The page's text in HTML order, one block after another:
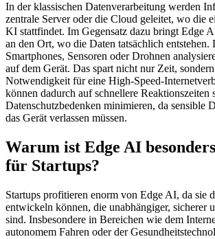
In der klassischen Datenverarbeitung werden
zentrale Server oder die Cloud geleitet, wo die
KI stattfindet. Im Gegensatz dazu bringt Edge
an den Ort, wo die Daten tatsächlich entstehen.
Smartphones, Sensoren oder Drohnen
auf dem Gerät. Das spart nicht nur Zeit,
Notwendigkeit für eine High-Speed-
können dadurch auf schnellere Reaktionszeiten
Datenschutzbedenken minimieren, da sensible
das Gerät verlassen müssen.
Warum ist Edge AI
für Startups?
Startups profitieren enorm von Edge AI, da sie
entwickeln können, die unabhängiger, sicherer
sind. Insbesondere in Bereichen wie dem
autonomem Fahren oder der